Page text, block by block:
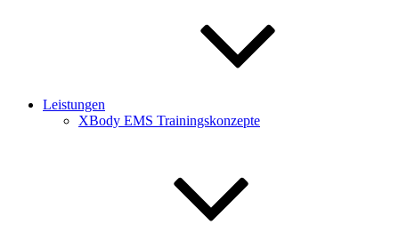
Leistungen
XBody EMS Trainingskonzepte